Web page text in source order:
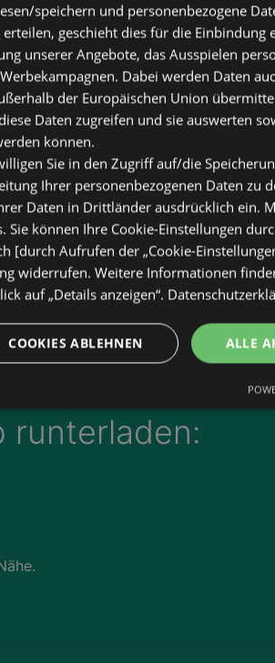
runterladen:
speichern und personenbezogene
geschieht dies für die Einbindung
unserer Angebote, das Ausspielen
Dabei werden Daten
der Europäischen Union
Daten zugreifen und sie auswerten
können.
Sie in den Zugriff auf/die
Ihrer personenbezogenen Daten zu
Daten in Drittländer ausdrücklich ein.
Sie können Ihre Cookie-Einstellungen
[durch Aufrufen der „Cookie-
widerrufen. Weitere Informationen
auf „Details anzeigen“.
ALLE
COOKIES ABLEHNEN